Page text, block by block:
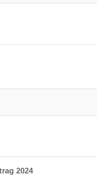
2024